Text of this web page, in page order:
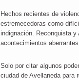
Hechos recientes de
estremecedoras como
indignación. Reconquista y
acontecimientos
Solo por citar algunos
ciudad de Avellaneda para